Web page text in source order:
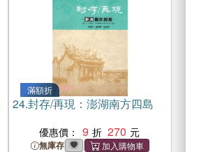
滿額折
24.封存/再現：澎湖南方四島
優惠價： 9 270
無庫存